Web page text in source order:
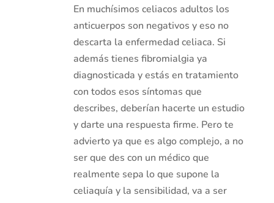
En muchísimos celiacos adultos los
anticuerpos son negativos y eso no
descarta la enfermedad celiaca. Si
además tienes fibromialgia ya
diagnosticada y estás en tratamiento
con todos esos síntomas que
describes, deberían hacerte un estudio
y darte una respuesta firme. Pero te
advierto ya que es algo complejo, a no
ser que des con un médico que
realmente sepa lo que supone la
celiaquía y la sensibilidad, va a ser